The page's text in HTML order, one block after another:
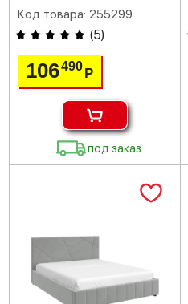
Код товара: 255299
(5)
106490Р
под заказ